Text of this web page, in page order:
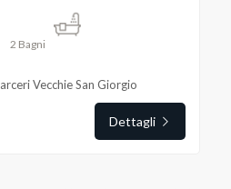
2 Bagni
Vecchie San Giorgio
Dettagli